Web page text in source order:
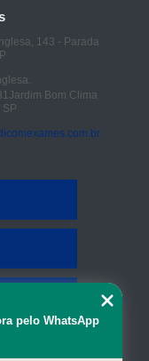
143 - Parada
Bom Clima
pelo WhatsApp